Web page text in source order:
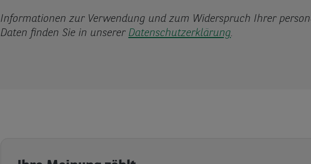
Informationen zur Verwendung und zum Widerspruch Ihrer
Daten finden Sie in unserer Datenschutzerklärung.